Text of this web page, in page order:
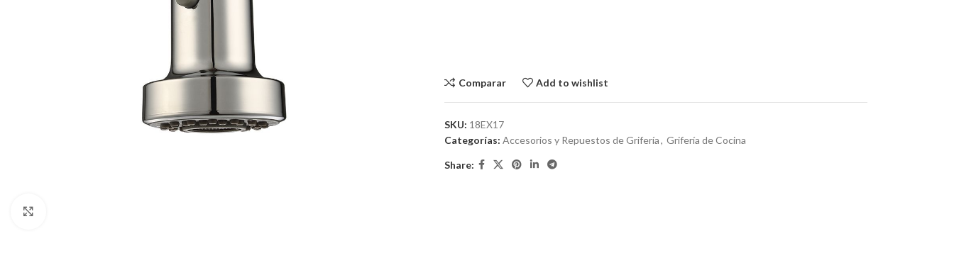
Comparar Add to wishlist
SKU: 18EX17
Categorías: Accesorios y Repuestos de Grifería, Grifería de Cocina
Share: